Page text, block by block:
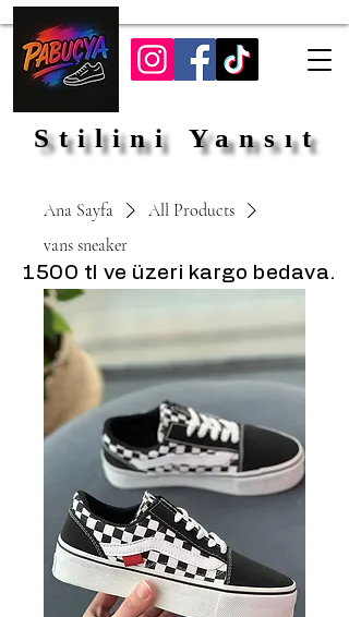
Stilini Yansıt
Stilini Yansıt
Ana Sayfa
All Products
vans sneaker
1500 tl ve üzeri kargo bedava.